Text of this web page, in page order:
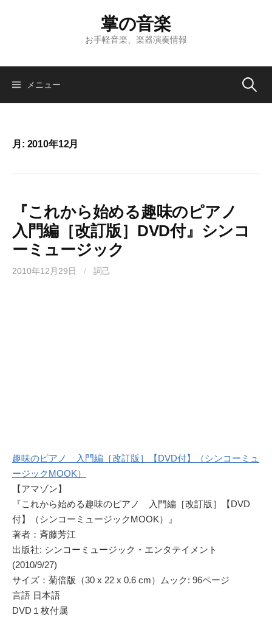
ツ
掌の音楽
お手軽音楽、楽器演奏情報
メニュー 検
月: 2010年12月
『これから始める趣味のピアノ
入門編［改訂版］DVD付』シンコ
ーミュージック
2010年12月29日 / 詞己
趣味のピアノ 入門編［改訂版］【DVD付】（シンコーミュ
ージックMOOK）
【アマゾン】
『これから始める趣味のピアノ 入門編［改訂版］【DVD
付】（シンコーミュージックMOOK）』
著者：斉藤芳江
出版社: シンコーミュージック・エンタテイメント
(2010/9/27)
サイズ：菊倍版（30 x 22 x 0.6 cm）ムック: 96ページ
言語 日本語
DVD１枚付属